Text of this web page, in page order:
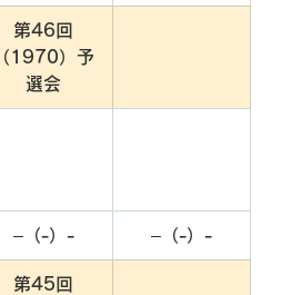
第46回
（1970）予
選会
–（-）- –（-）-
第45回